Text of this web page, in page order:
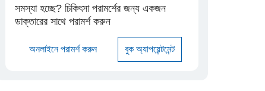
সমস্যা হচ্ছে? চিকিৎসা পরামর্শের জন্য একজন
ডাক্তারের সাথে পরামর্শ করুন
অনলাইনে পরামর্শ করুন বুক অ্যাপয়েন্টমেন্ট